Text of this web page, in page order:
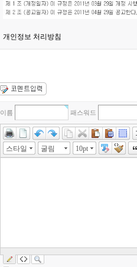
개인정보 처리방침
이름 패스워드
스타일 굴림 10pt